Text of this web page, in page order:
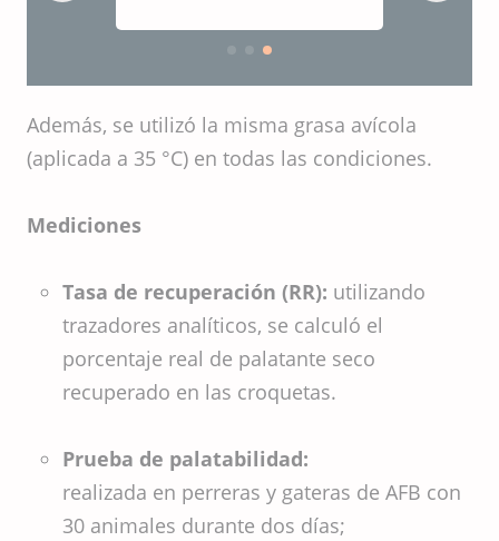
Además, se utilizó la misma grasa avícola
(aplicada a 35 °C) en todas las condiciones.
Mediciones
Tasa de recuperación (RR): utilizando
trazadores analíticos, se calculó el
porcentaje real de palatante seco
recuperado en las croquetas.
Prueba de palatabilidad:
realizada en perreras y gateras de AFB con
30 animales durante dos días;